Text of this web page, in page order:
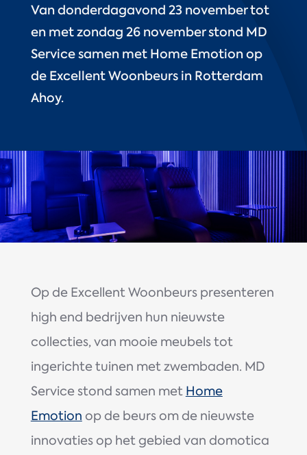
Van donderdagavond 23 november tot
en met zondag 26 november stond MD
Service samen met Home Emotion op
de Excellent Woonbeurs in Rotterdam
Ahoy.
Op de Excellent Woonbeurs presenteren
high end bedrijven hun nieuwste
collecties, van mooie meubels tot
ingerichte tuinen met zwembaden. MD
Service stond samen met Home
Emotion op de beurs om de nieuwste
innovaties op het gebied van domotica